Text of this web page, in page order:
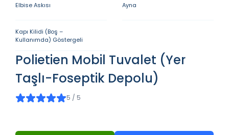
Elbise Askısı Ayna
Kapı Kilidi (Boş –
Kullanımda) Göstergeli
Polietien Mobil Tuvalet (Yer
Taşlı-Foseptik Depolu)
5 / 5